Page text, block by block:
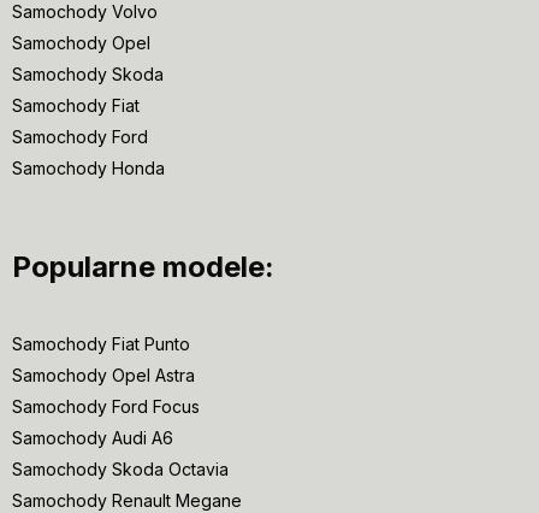
Samochody Volvo
Samochody Opel
Samochody Skoda
Samochody Fiat
Samochody Ford
Samochody Honda
Popularne modele:
Samochody Fiat Punto
Samochody Opel Astra
Samochody Ford Focus
Samochody Audi A6
Samochody Skoda Octavia
Samochody Renault Megane